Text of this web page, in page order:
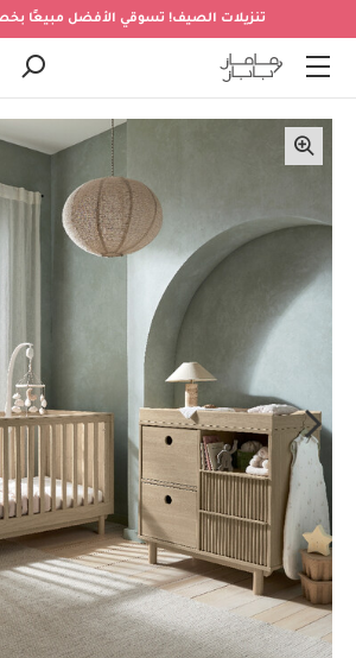
تنزيلات الصيف! تسوقي الأفضل مبيعًا بخصم